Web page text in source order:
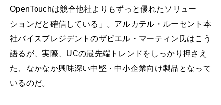
OpenTouchは競合他社よりもずっと優れたソリュー
ションだと確信している」。アルカテル・ルーセント本
社バイスプレジデントのザビエル・マーティン氏はこう
語るが、実際、UCの最先端トレンドをしっかり押さえ
た、なかなか興味深い中堅・中小企業向け製品となって
いるのだ。